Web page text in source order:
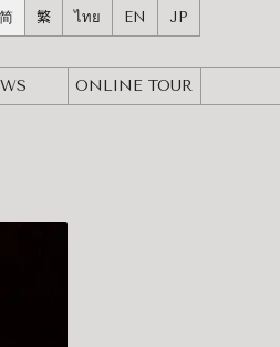
简 繁 ไทย EN JP
ONLINE TOUR